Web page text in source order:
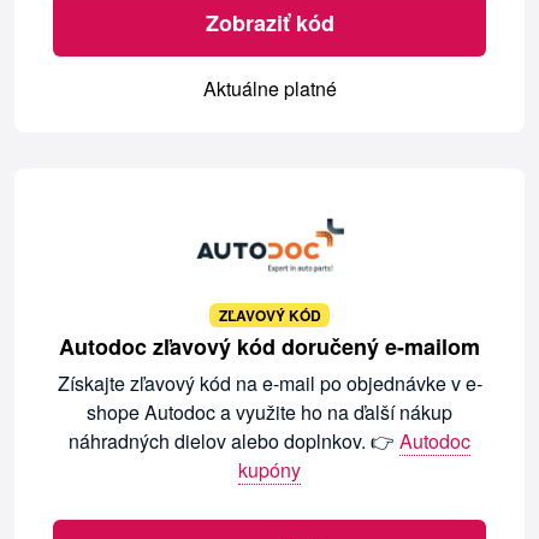
Zobraziť kód
Aktuálne platné
ZĽAVOVÝ KÓD
Autodoc zľavový kód doručený e-mailom
Získajte zľavový kód na e-mail po objednávke v e-
shope Autodoc a využite ho na ďalší nákup
náhradných dielov alebo doplnkov. 👉 Autodoc
kupóny